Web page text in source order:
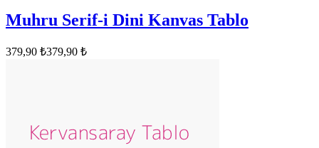
Muhru Serif-i Dini Kanvas Tablo
379,90 ₺379,90 ₺